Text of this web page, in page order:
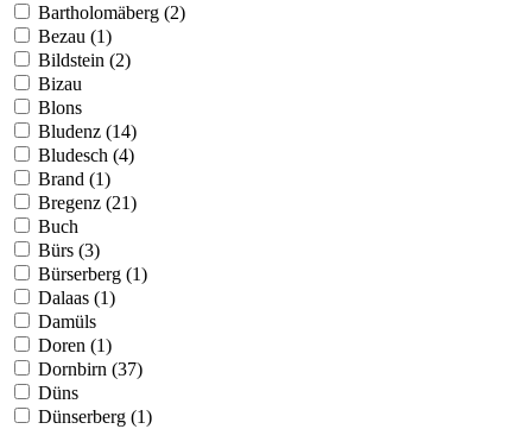
Bartholomäberg (2)
Bezau (1)
Bildstein (2)
Bizau
Blons
Bludenz (14)
Bludesch (4)
Brand (1)
Bregenz (21)
Buch
Bürs (3)
Bürserberg (1)
Dalaas (1)
Damüls
Doren (1)
Dornbirn (37)
Düns
Dünserberg (1)